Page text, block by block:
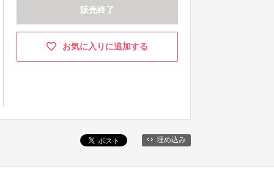
販売終了
お気に入りに追加する
埋め込み